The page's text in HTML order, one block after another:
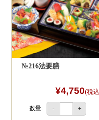
№216法要膳
¥4,750(税
数量: - +